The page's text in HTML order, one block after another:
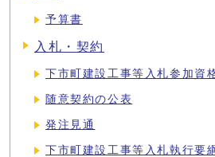
予算書
入札・契約
下市町建設工事等入札参加資
随意契約の公表
発注見通
下市町建設工事等入札執行要